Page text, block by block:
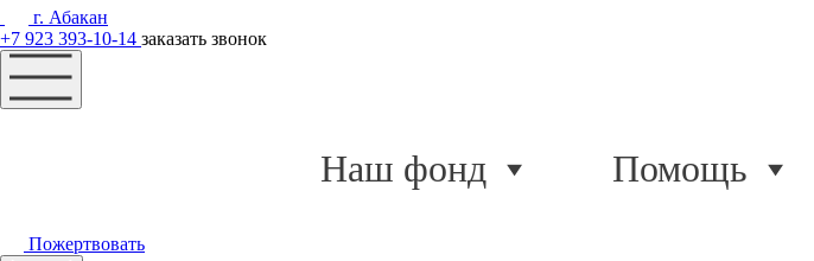
г. Абакан
+7 923 393-10-14 заказать звонок
Наш фонд Помощь
Пожертвовать